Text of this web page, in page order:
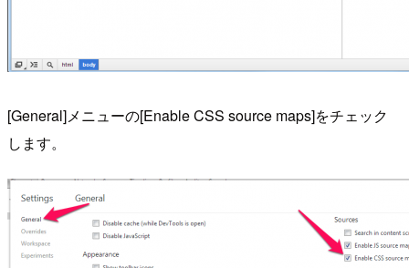
[General]メニューの[Enable CSS source maps]をチェック
します。